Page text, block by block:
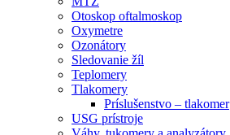
Otoskop oftalmoskop
Oxymetre
Ozonátory
Sledovanie žíl
Teplomery
Tlakomery
Príslušenstvo – tlakomer
USG prístroje